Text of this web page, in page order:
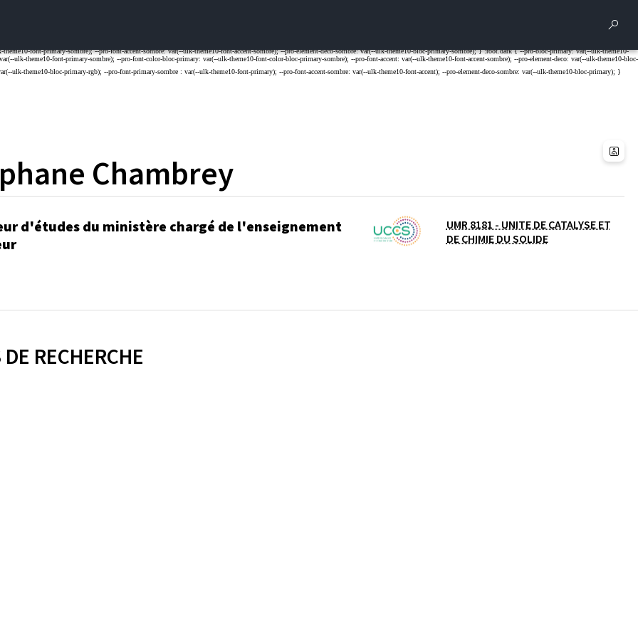
Chambrey
d'études du ministère chargé de l'enseignement
UMR 8181 - UNITE DE CATALYSE ET
DE CHIMIE DU SOLIDE
RECHERCHE